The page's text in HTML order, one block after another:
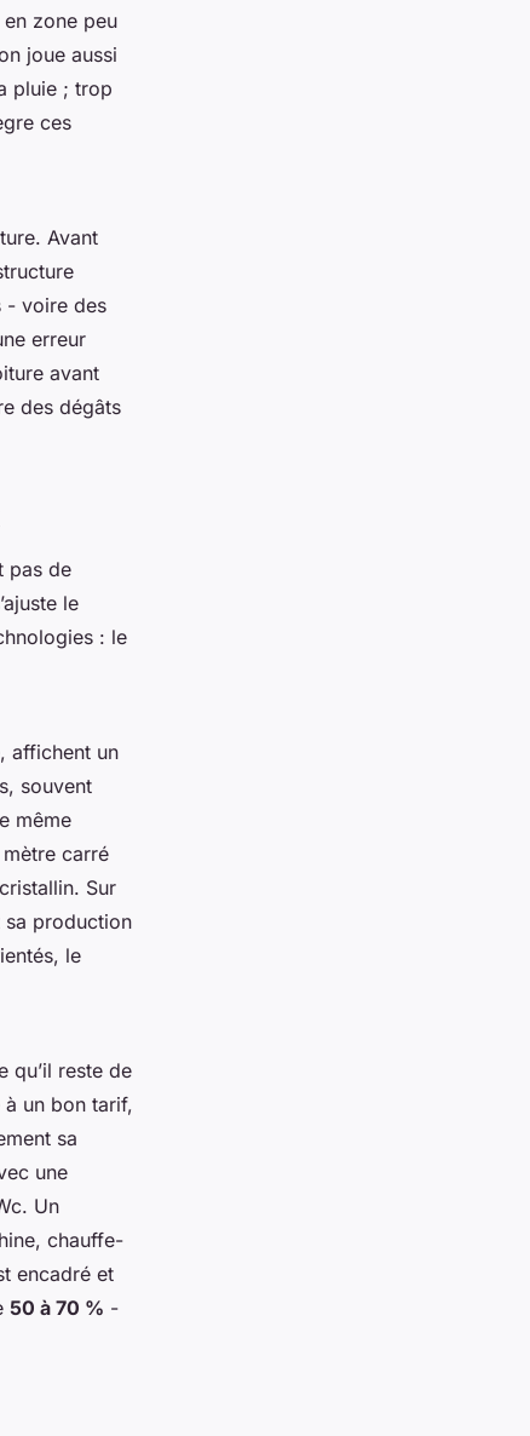
zone peu
joue aussi
pluie ; trop
ces
Avant
- voire des
erreur
avant
des dégâts
pas de
le
: le
affichent un
souvent
même
carré
Sur
sa production
le
qu’il reste de
à un bon tarif,
sa
une
Un
chauffe-
encadré et
50 à 70 % -